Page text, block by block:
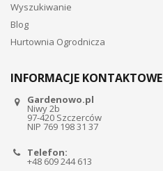
Wyszukiwanie
Blog
Hurtownia Ogrodnicza
INFORMACJE KONTAKTOWE
Gardenowo.pl
Niwy 2b
97-420 Szczerców
NIP 769 198 31 37
Telefon:
+48 609 244 613